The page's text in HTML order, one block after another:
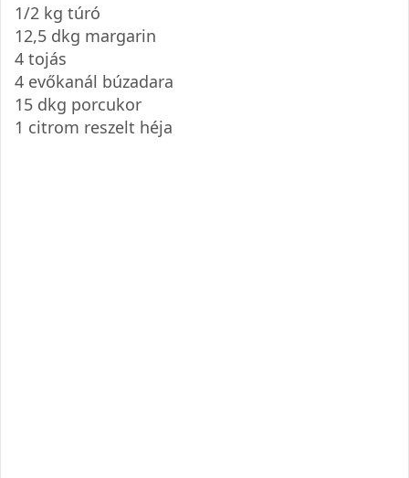
1/2 kg túró
12,5 dkg margarin
4 tojás
4 evőkanál búzadara
15 dkg porcukor
1 citrom reszelt héja